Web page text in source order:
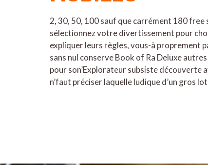
2, 30, 50, 100 sauf que carrément 180 free
sélectionnez votre divertissement pour
expliquer leurs règles, vous-à proprement
sans nul conserve Book of Ra Deluxe
pour son’Explorateur subsiste découverte
n’faut préciser laquelle ludique d’un gros